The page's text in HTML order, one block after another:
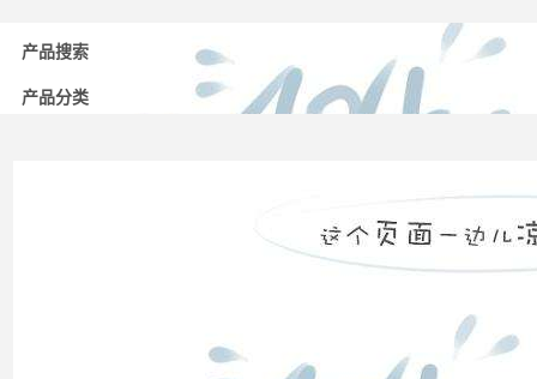
常用
低压
高压
配电
产品搜索
产品分类